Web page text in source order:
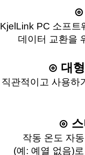
⊙
KjelLink PC 소프트
데이터 교환을
⊙ 대
직관적이고 사용하
⊙ 스
작동 온도 자
(예: 예열 없음)